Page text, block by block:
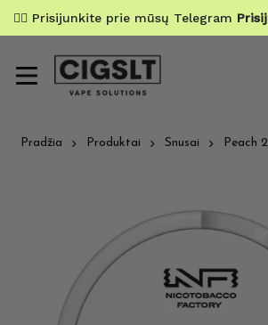
✌🏼 Prisijunkite prie mūsų Telegram
Pradžia Produktai Snusai Peach